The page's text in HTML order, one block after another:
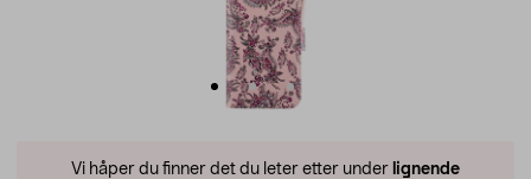
Vi håper du finner det du leter etter under lignende